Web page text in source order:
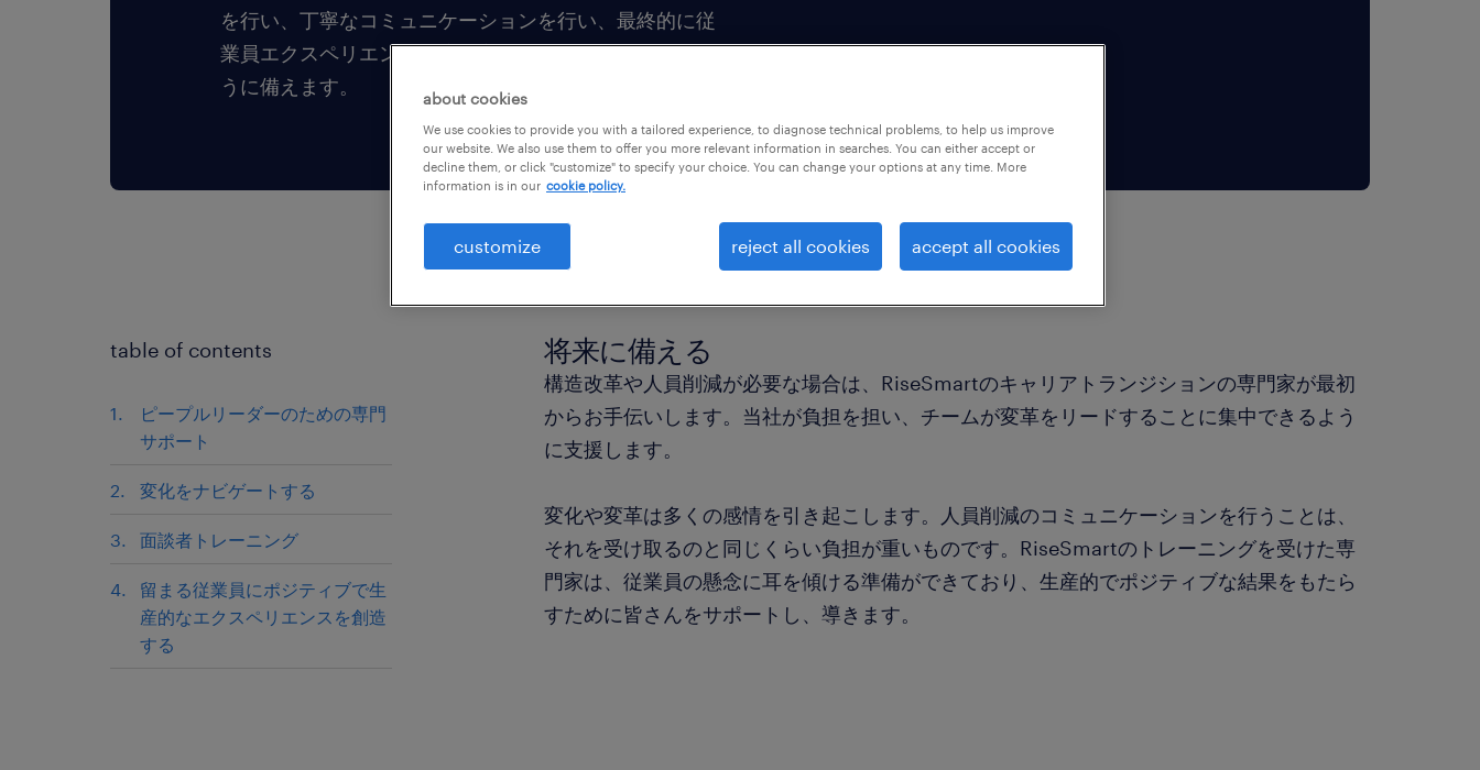
を行い、丁寧なコミュニケーションを行い、最終的に従
業員エクスペリエンスと雇用主ブランドを向上できるよ
うに備えます。
table of contents
ピープルリーダーのための専門
サポート
変化をナビゲートする
面談者トレーニング
留まる従業員にポジティブで生
産的なエクスペリエンスを創造
する
将来に備える
構造改革や人員削減が必要な場合は、RiseSmartのキャリアトランジションの専門家が最初
からお手伝いします。当社が負担を担い、チームが変革をリードすることに集中できるよう
に支援します。
変化や変革は多くの感情を引き起こします。人員削減のコミュニケーションを行うことは、
それを受け取るのと同じくらい負担が重いものです。RiseSmartのトレーニングを受けた専
門家は、従業員の懸念に耳を傾ける準備ができており、生産的でポジティブな結果をもたら
すために皆さんをサポートし、導きます。
about cookies
We use cookies to provide you with a tailored experience, to diagnose technical problems, to help us improve
our website. We also use them to offer you more relevant information in searches. You can either accept or
decline them, or click "customize" to specify your choice. You can change your options at any time. More
information is in our cookie policy.
customize reject all cookies accept all cookies